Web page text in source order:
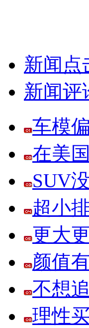
新闻点
新闻评
车模
在美
SUV
超小
更大
颜值
不想
理性